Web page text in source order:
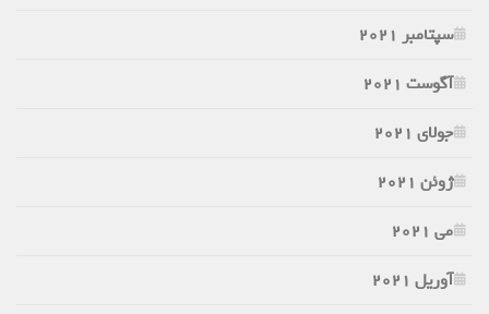
سپتامبر 2021
آگوست 2021
جولای 2021
ژوئن 2021
می 2021
آوریل 2021